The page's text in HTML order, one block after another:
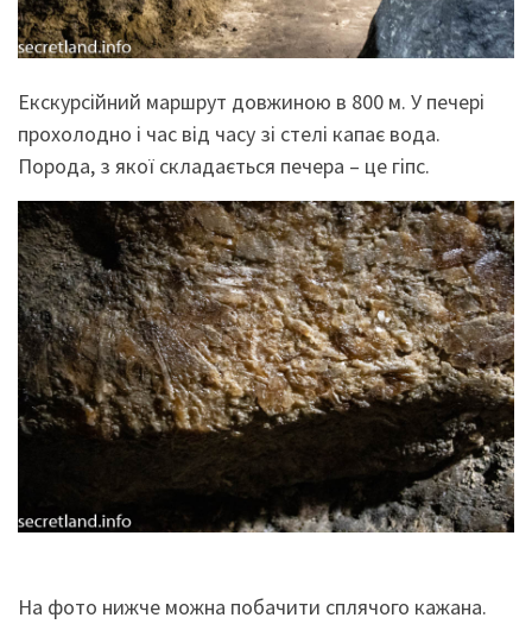
Екскурсійний маршрут довжиною в 800 м. У печері
прохолодно і час від часу зі стелі капає вода.
Порода, з якої складається печера – це гіпс.
На фото нижче можна побачити сплячого кажана.